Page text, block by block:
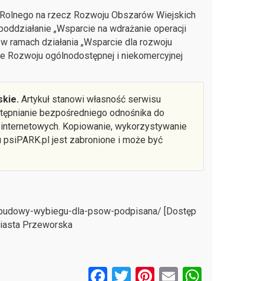
na rzecz Rozwoju Obszarów Wiejskich
„Wsparcie na wdrażanie operacji
działania „Wsparcie dla rozwoju
Rozwoju ogólnodostępnej i niekomercyjnej
Artykuł stanowi własność serwisu
bezpośredniego odnośnika do
Kopiowanie, wykorzystywanie
jest zabronione i może być
wybiegu-dla-psow-podpisana/ [Dostęp
Przeworska
F T Pi E